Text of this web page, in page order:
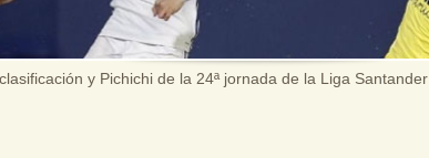
y Pichichi de la 24ª jornada de la Liga Santander